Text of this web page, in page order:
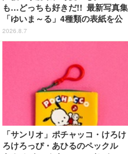
も…どっちも好きだ!! 最新写真集
「ゆいま～る」4種類の表紙を公
開！「成長した私の姿を楽しんで
いただけたら」
2026.8.7
「サンリオ」ポチャッコ・けろけ
ろけろっぴ・あひるのペックル